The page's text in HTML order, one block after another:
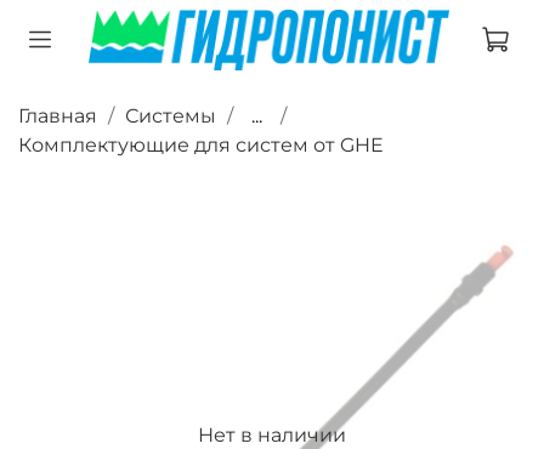
Главная Системы
...
Комплектующие для систем от GHE
Нет в наличии